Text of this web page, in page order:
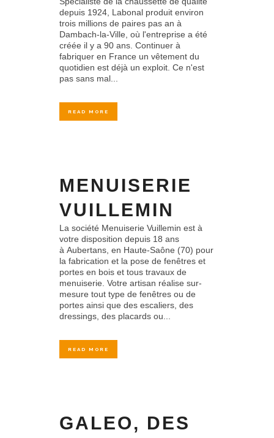
depuis 1924, Labonal produit environ
trois millions de paires pas an à
Dambach-la-Ville, où l'entreprise a été
créée il y a 90 ans. Continuer à
fabriquer en France un vêtement du
quotidien est déjà un exploit. Ce n'est
pas sans mal...
READ MORE
MENUISERIE
VUILLEMIN
La société Menuiserie Vuillemin est à
votre disposition depuis 18 ans
à Aubertans, en Haute-Saône (70) pour
la fabrication et la pose de fenêtres et
portes en bois et tous travaux de
menuiserie. Votre artisan réalise sur-
mesure tout type de fenêtres ou de
portes ainsi que des escaliers, des
dressings, des placards ou...
READ MORE
GALEO, DES